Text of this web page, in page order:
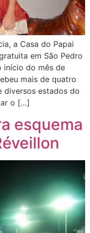
a Casa do Papai
em São Pedro
início do mês de
mais de quatro
diversos estados do
o […]
esquema